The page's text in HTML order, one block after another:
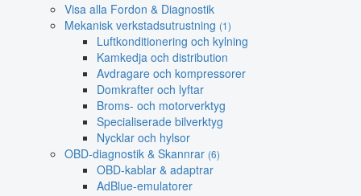
Visa alla Fordon & Diagnostik
Mekanisk verkstadsutrustning (1)
Luftkonditionering och kylning
Kamkedja och distribution
Avdragare och kompressorer
Domkrafter och lyftar
Broms- och motorverktyg
Specialiserade bilverktyg
Nycklar och hylsor
OBD-diagnostik & Skannrar (6)
OBD-kablar & adaptrar
AdBlue-emulatorer